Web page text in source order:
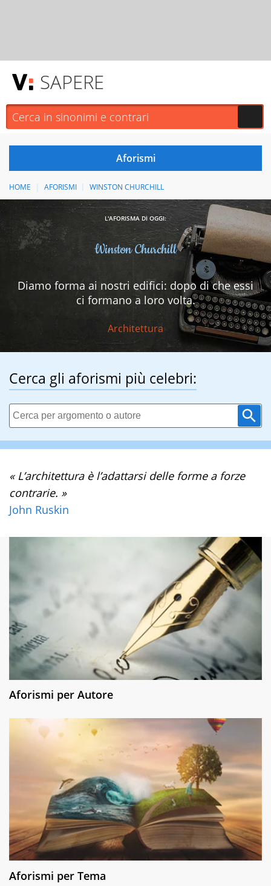
SAPERE
HOME AFORISMI WINSTON CHURCHILL
L'AFORISMA DI OGGI:
Winston Churchill
Diamo forma ai nostri edifici: dopo di che essi
ci formano a loro volta.
Architettura
Cerca gli aforismi più celebri:
« L’architettura è l’adattarsi delle forme a forze
contrarie. »
John Ruskin
Aforismi per Autore
Aforismi per Tema